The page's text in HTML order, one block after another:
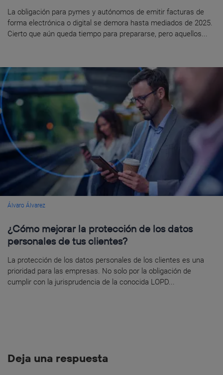
La obligación para pymes y autónomos de emitir facturas de
forma electrónica o digital se demora hasta mediados de 2025.
Cierto que aún queda tiempo para prepararse, pero aquellos...
Álvaro Álvarez
¿Cómo mejorar la protección de los datos
personales de tus clientes?
La protección de los datos personales de los clientes es una
prioridad para las empresas. No solo por la obligación de
cumplir con la jurisprudencia de la conocida LOPD...
Deja una respuesta